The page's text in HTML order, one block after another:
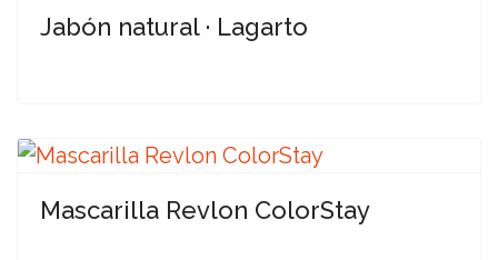
Jabón natural · Lagarto
Mascarilla Revlon ColorStay